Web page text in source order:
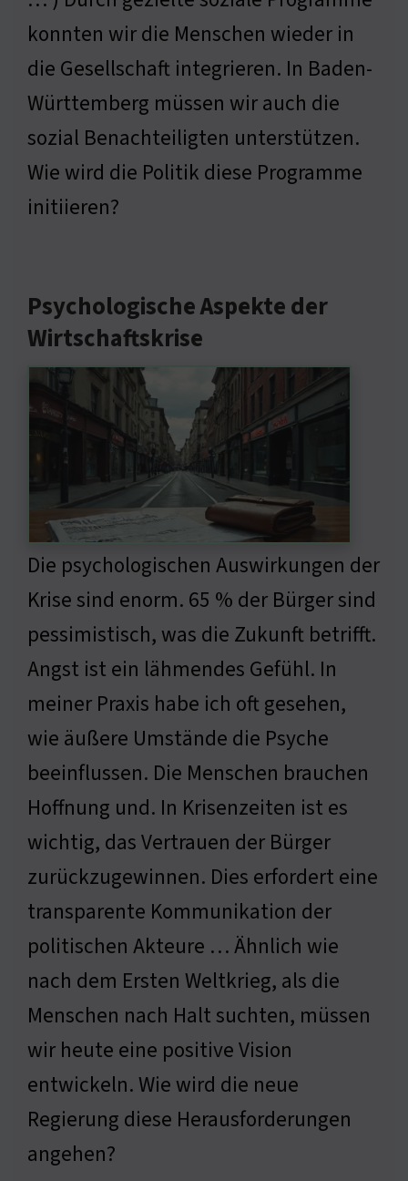
konnten wir die Menschen wieder in
die Gesellschaft integrieren. In Baden-
Württemberg müssen wir auch die
sozial Benachteiligten unterstützen.
Wie wird die Politik diese Programme
initiieren?
Psychologische Aspekte der
Wirtschaftskrise
Die psychologischen Auswirkungen der
Krise sind enorm. 65 % der Bürger sind
pessimistisch, was die Zukunft betrifft.
Angst ist ein lähmendes Gefühl. In
meiner Praxis habe ich oft gesehen,
wie äußere Umstände die Psyche
beeinflussen. Die Menschen brauchen
Hoffnung und. In Krisenzeiten ist es
wichtig, das Vertrauen der Bürger
zurückzugewinnen. Dies erfordert eine
transparente Kommunikation der
politischen Akteure … Ähnlich wie
nach dem Ersten Weltkrieg, als die
Menschen nach Halt suchten, müssen
wir heute eine positive Vision
entwickeln. Wie wird die neue
Regierung diese Herausforderungen
angehen?